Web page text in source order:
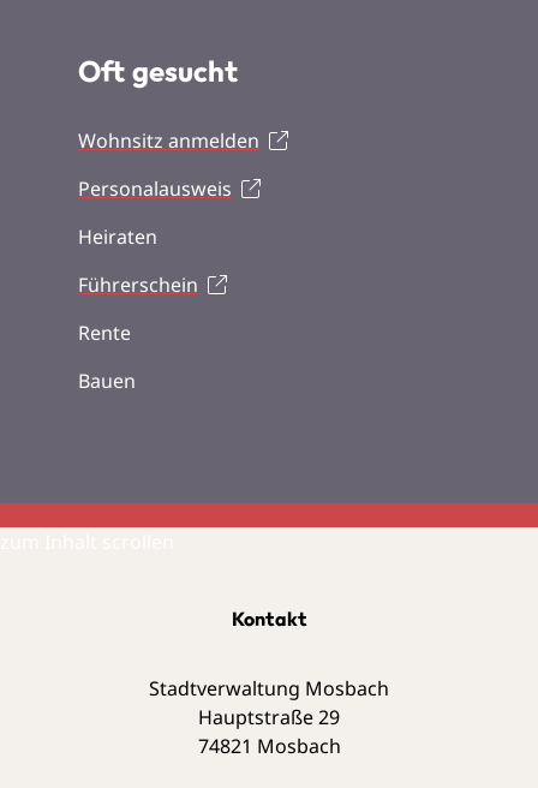
Oft gesucht
Wohnsitz anmelden
Personalausweis
Heiraten
Führerschein
Rente
Bauen
Kontakt
Stadtverwaltung Mosbach
Hauptstraße 29
74821 Mosbach